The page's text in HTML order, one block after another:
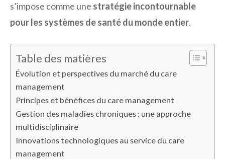
s’impose comme une stratégie incontournable
pour les systèmes de santé du monde entier.
Table des matières
Évolution et perspectives du marché du care
management
Principes et bénéfices du care management
Gestion des maladies chroniques : une approche
multidisciplinaire
Innovations technologiques au service du care
management